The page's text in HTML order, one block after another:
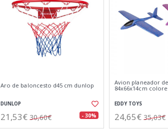
Aro de baloncesto d45 cm dunlop
DUNLOP
21,53€ 30,60€ - 30%
Avion planeador
84x66x14cm
EDDY TOYS
24,65€ 35,03€